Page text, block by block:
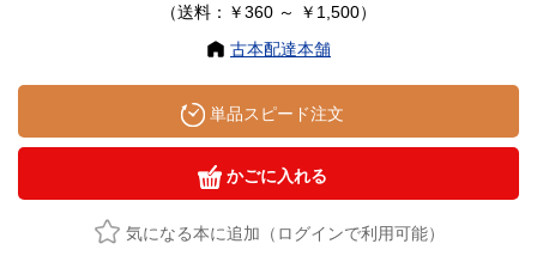
（送料：￥360 ～ ￥1,500）
古本配達本舗
単品スピード注文
かごに入れる
気になる本に追加（ログインで利用可能）